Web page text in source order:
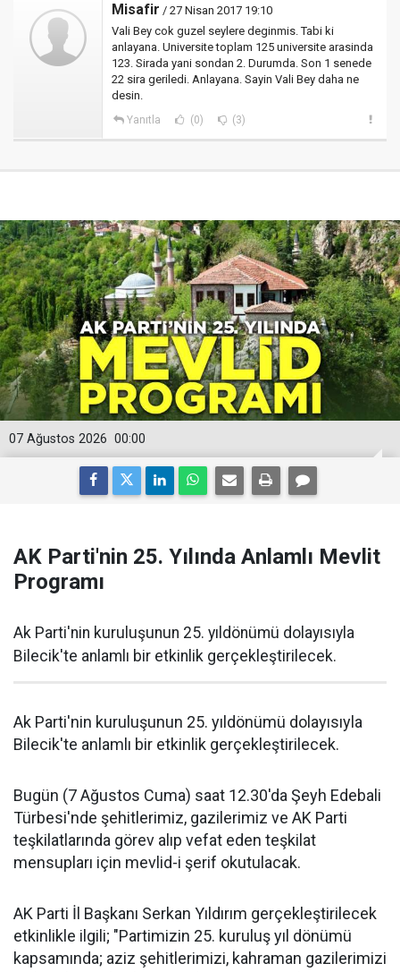
Misafir / 27 Nisan 2017 19:10
Vali Bey cok guzel seylere deginmis. Tabi ki
anlayana. Universite toplam 125 universite arasinda
123. Sirada yani sondan 2. Durumda. Son 1 senede
22 sira geriledi. Anlayana. Sayin Vali Bey daha ne
desin.
Yanıtla (0) (3)
00:00
07 Ağustos 2026
AK Parti'nin 25. Yılında Anlamlı Mevlit
Programı
Ak Parti'nin kuruluşunun 25. yıldönümü dolayısıyla
Bilecik'te anlamlı bir etkinlik gerçekleştirilecek.
Ak Parti'nin kuruluşunun 25. yıldönümü dolayısıyla
Bilecik'te anlamlı bir etkinlik gerçekleştirilecek.
Bugün (7 Ağustos Cuma) saat 12.30'da Şeyh Edebali
Türbesi'nde şehitlerimiz, gazilerimiz ve AK Parti
teşkilatlarında görev alıp vefat eden teşkilat
mensupları için mevlid-i şerif okutulacak.
AK Parti İl Başkanı Serkan Yıldırım gerçekleştirilecek
etkinlikle ilgili; "Partimizin 25. kuruluş yıl dönümü
kapsamında; aziz şehitlerimizi, kahraman gazilerimizi